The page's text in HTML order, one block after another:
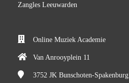
Zangles Leeuwarden
Online Muziek Academie
Van Anrooyplein 11
3752 JK Bunschoten-Spakenburg